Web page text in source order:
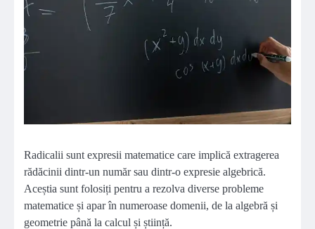
Radicalii sunt expresii matematice care implică extragerea
rădăcinii dintr-un număr sau dintr-o expresie algebrică.
Aceștia sunt folosiți pentru a rezolva diverse probleme
matematice și apar în numeroase domenii, de la algebră și
geometrie până la calcul și știință.